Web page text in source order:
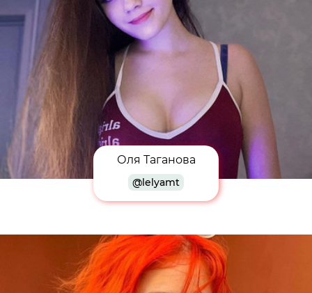
Оля Таганова
@lelyamt